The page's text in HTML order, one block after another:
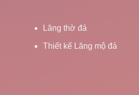
Lăng thờ đá
Thiết kế Lăng mộ đá